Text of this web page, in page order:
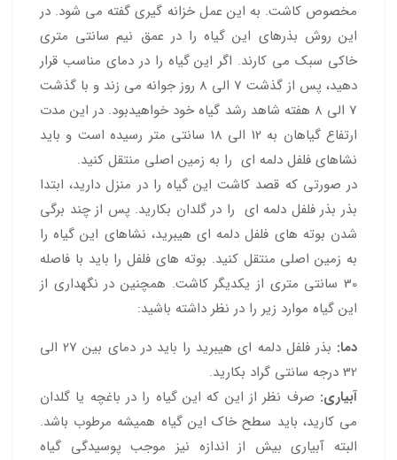
مخصوص کاشت. به این عمل خزانه گیری گفته می شود. در
این روش بذرهای این گیاه را در عمق نیم سانتی متری
خاکی سبک می کارند. اگر این گیاه را در دمای مناسب قرار
دهید، پس از گذشت 7 الی 8 روز جوانه می زند و با گذشت
7 الی 8 هفته شاهد رشد گیاه خود خواهیدبود. در این مدت
ارتفاع گیاهان به 12 الی 18 سانتی متر رسیده است و باید
نشاهای فلفل دلمه ای را به زمین اصلی منتقل کنید.
در صورتی که قصد کاشت این گیاه را در منزل دارید، ابتدا
بذر بذر فلفل دلمه ای را در گلدان بکارید. پس از چند برگی
شدن بوته های فلفل دلمه ای هیبرید، نشاهای این گیاه را
به زمین اصلی منتقل کنید. بوته های فلفل را باید با فاصله
30 سانتی متری از یکدیگر کاشت. همچنین در نگهداری از
این گیاه موارد زیر را در نظر داشته باشید:
دما:
بذر فلفل دلمه ای هیبرید را باید در دمای بین 27 الی
32 درجه سانتی گراد بکارید.
آبیاری: صرف نظر از این که این گیاه را در باغچه یا گلدان
می کارید، باید سطح خاک این گیاه همیشه مرطوب باشد.
البته آبیاری بیش از اندازه نیز موجب پوسیدگی گیاه